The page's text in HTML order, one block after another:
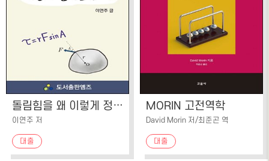
돌림힘을 왜 이렇게 정의할까요?
이연주 저
대출
MORIN 고전역학
David Morin 저/최준곤 역
대출